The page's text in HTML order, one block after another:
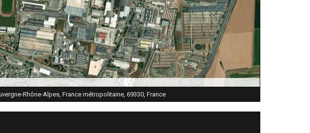
AEX, GeoEye, Getmapping, Aerogrid, IGN, IGP, UPR-EGP, and the GIS User Community
Rhône-Alpes, France métropolitaine, 69330, France